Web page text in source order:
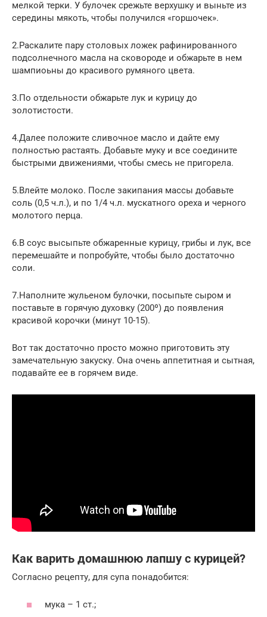
мелкой терки. У булочек срежьте верхушку и выньте из
середины мякоть, чтобы получился «горшочек».
2.Раскалите пару столовых ложек рафинированного
подсолнечного масла на сковороде и обжарьте в нем
шампиоьны до красивого румяного цвета.
3.По отдельности обжарьте лук и курицу до
золотистости.
4.Далее положите сливочное масло и дайте ему
полностью растаять. Добавьте муку и все соедините
быстрыми движениями, чтобы смесь не пригорела.
5.Влейте молоко. После закипания массы добавьте
соль (0,5 ч.л.), и по 1/4 ч.л. мускатного ореха и черного
молотого перца.
6.В соус высыпьте обжаренные курицу, грибы и лук, все
перемешайте и попробуйте, чтобы было достаточно
соли.
7.Наполните жульеном булочки, посыпьте сыром и
поставьте в горячую духовку (200º) до появления
красивой корочки (минут 10-15).
Вот так достаточно просто можно приготовить эту
замечательную закуску. Она очень аппетитная и сытная,
подавайте ее в горячем виде.
Как варить домашнюю лапшу с курицей?
Согласно рецепту, для супа понадобится:
мука – 1 ст.;